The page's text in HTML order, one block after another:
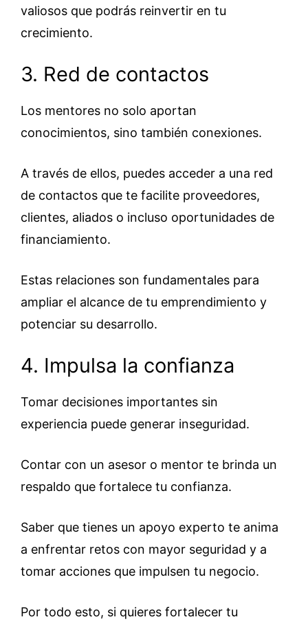
valiosos que podrás reinvertir en tu
crecimiento.
3. Red de contactos
Los mentores no solo aportan
conocimientos, sino también conexiones.
A través de ellos, puedes acceder a una red
de contactos que te facilite proveedores,
clientes, aliados o incluso oportunidades de
financiamiento.
Estas relaciones son fundamentales para
ampliar el alcance de tu emprendimiento y
potenciar su desarrollo.
4. Impulsa la confianza
Tomar decisiones importantes sin
experiencia puede generar inseguridad.
Contar con un asesor o mentor te brinda un
respaldo que fortalece tu confianza.
Saber que tienes un apoyo experto te anima
a enfrentar retos con mayor seguridad y a
tomar acciones que impulsen tu negocio.
Por todo esto, si quieres fortalecer tu